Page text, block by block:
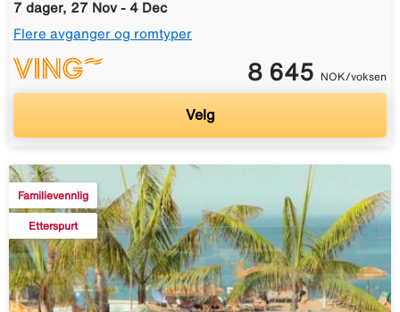
7 dager, 27 Nov - 4 Dec
Flere avganger og romtyper
8 645 NOK/voksen
Velg
Familievennlig
Etterspurt